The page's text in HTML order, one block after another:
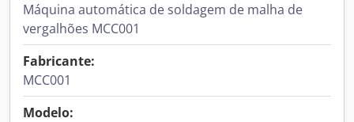
Máquina automática de soldagem de malha de
vergalhões MCC001
Fabricante:
MCC001
Modelo: